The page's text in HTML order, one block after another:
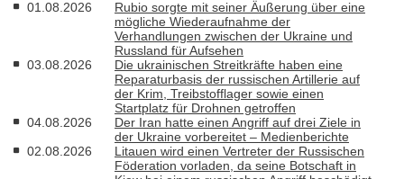
01.08.2026
Rubio sorgte mit seiner Äußerung über eine
mögliche Wiederaufnahme der
Verhandlungen zwischen der Ukraine und
Russland für Aufsehen
03.08.2026
Die ukrainischen Streitkräfte haben eine
Reparaturbasis der russischen Artillerie auf
der Krim, Treibstofflager sowie einen
Startplatz für Drohnen getroffen
04.08.2026
Der Iran hatte einen Angriff auf drei Ziele in
der Ukraine vorbereitet – Medienberichte
02.08.2026
Litauen wird einen Vertreter der Russischen
Föderation vorladen, da seine Botschaft in